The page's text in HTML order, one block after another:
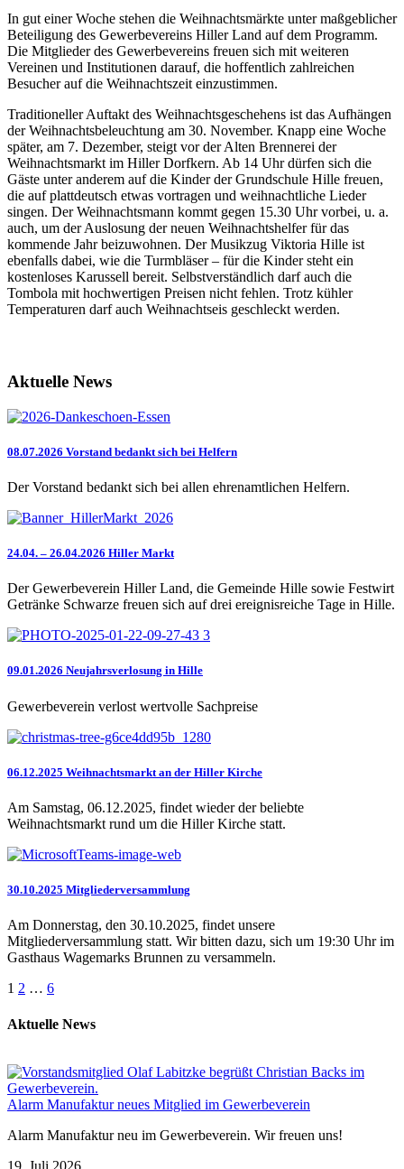
In gut einer Woche stehen die Weihnachtsmärkte unter maßgeblicher
Beteiligung des Gewerbevereins Hiller Land auf dem Programm.
Die Mitglieder des Gewerbevereins freuen sich mit weiteren
Vereinen und Institutionen darauf, die hoffentlich zahlreichen
Besucher auf die Weihnachtszeit einzustimmen.
Traditioneller Auftakt des Weihnachtsgeschehens ist das Aufhängen
der Weihnachtsbeleuchtung am 30. November. Knapp eine Woche
später, am 7. Dezember, steigt vor der Alten Brennerei der
Weihnachtsmarkt im Hiller Dorfkern. Ab 14 Uhr dürfen sich die
Gäste unter anderem auf die Kinder der Grundschule Hille freuen,
die auf plattdeutsch etwas vortragen und weihnachtliche Lieder
singen. Der Weihnachtsmann kommt gegen 15.30 Uhr vorbei, u. a.
auch, um der Auslosung der neuen Weihnachtshelfer für das
kommende Jahr beizuwohnen. Der Musikzug Viktoria Hille ist
ebenfalls dabei, wie die Turmbläser – für die Kinder steht ein
kostenloses Karussell bereit. Selbstverständlich darf auch die
Tombola mit hochwertigen Preisen nicht fehlen. Trotz kühler
Temperaturen darf auch Weihnachtseis geschleckt werden.
Aktuelle News
08.07.2026 Vorstand bedankt sich bei Helfern
Der Vorstand bedankt sich bei allen ehrenamtlichen Helfern.
24.04. – 26.04.2026 Hiller Markt
Der Gewerbeverein Hiller Land, die Gemeinde Hille sowie Festwirt
Getränke Schwarze freuen sich auf drei ereignisreiche Tage in Hille.
09.01.2026 Neujahrsverlosung in Hille
Gewerbeverein verlost wertvolle Sachpreise
06.12.2025 Weihnachtsmarkt an der Hiller Kirche
Am Samstag, 06.12.2025, findet wieder der beliebte
Weihnachtsmarkt rund um die Hiller Kirche statt.
30.10.2025 Mitgliederversammlung
Am Donnerstag, den 30.10.2025, findet unsere
Mitgliederversammlung statt. Wir bitten dazu, sich um 19:30 Uhr im
Gasthaus Wagemarks Brunnen zu versammeln.
1 2 … 6
Aktuelle News
Alarm Manufaktur neues Mitglied im Gewerbeverein
Alarm Manufaktur neu im Gewerbeverein. Wir freuen uns!
19. Juli 2026